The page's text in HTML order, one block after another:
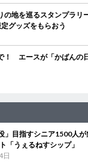
の地を巡るスタンプラ
グッズをもらおう
！ エースが「かばんの
」目指すシニア1500人
「うぇるねすシップ」
日